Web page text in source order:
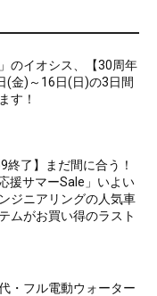
のイオシス、【30周年
(金)～16日(日)の3日間
す！
終了】まだ間に合う！
援サマーSale」いよい
ジニアリングの人気車
ムがお買い得のラスト
・フル電動ウォーター